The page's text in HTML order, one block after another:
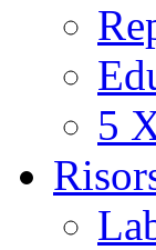
5